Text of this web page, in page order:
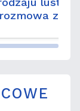
rozmowa z ks.